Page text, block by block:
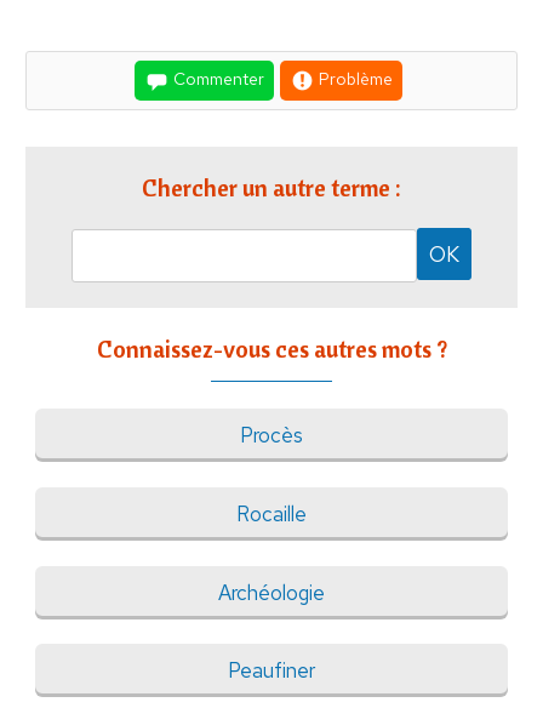
Commenter Problème
Chercher un autre terme :
Connaissez-vous ces autres mots ?
Procès
Rocaille
Archéologie
Peaufiner